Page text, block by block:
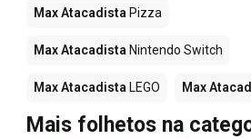
Max Atacadista Pizza
Max Atacadista Nintendo Switch
Max Atacadista LEGO Max
Mais folhetos na